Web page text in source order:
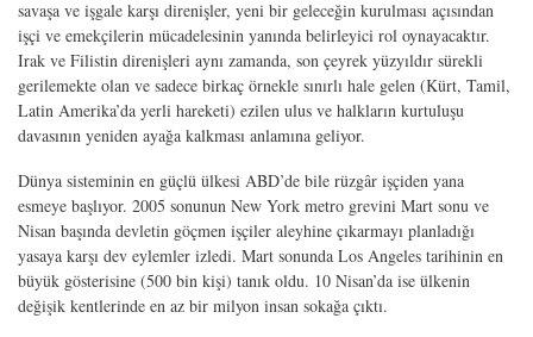
savaşa ve işgale karşı direnişler, yeni bir geleceğin kurulması açısından
işçi ve emekçilerin mücadelesinin yanında belirleyici rol oynayacaktır.
Irak ve Filistin direnişleri aynı zamanda, son çeyrek yüzyıldır sürekli
gerilemekte olan ve sadece birkaç örnekle sınırlı hale gelen (Kürt, Tamil,
Latin Amerika’da yerli hareketi) ezilen ulus ve halkların kurtuluşu
davasının yeniden ayağa kalkması anlamına geliyor.
Dünya sisteminin en güçlü ülkesi ABD’de bile rüzgâr işçiden yana
esmeye başlıyor. 2005 sonunun New York metro grevini Mart sonu ve
Nisan başında devletin göçmen işçiler aleyhine çıkarmayı planladığı
yasaya karşı dev eylemler izledi. Mart sonunda Los Angeles tarihinin en
büyük gösterisine (500 bin kişi) tanık oldu. 10 Nisan’da ise ülkenin
değişik kentlerinde en az bir milyon insan sokağa çıktı.